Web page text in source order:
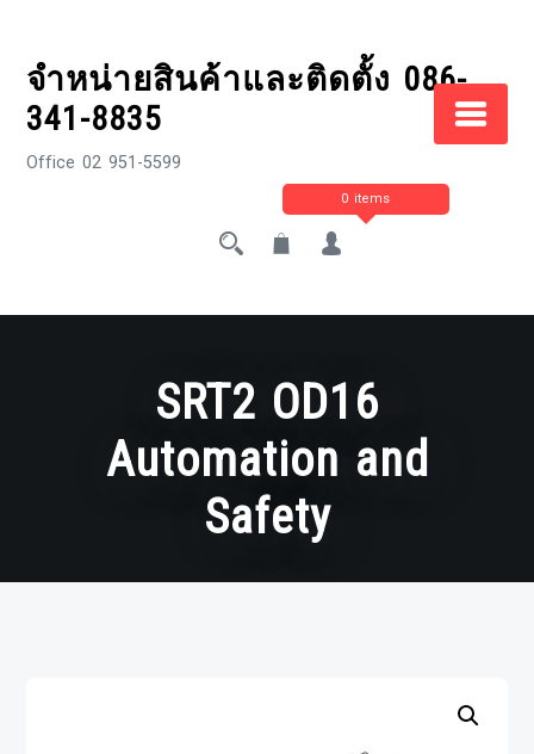
contentจำหน่ายสินค้าและติดตั้ง 086-
341-8835
Office 02 951-5599
0 items
SRT2 OD16
Automation and
Safety